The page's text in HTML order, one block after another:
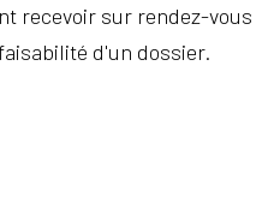
recevoir sur rendez-vous
d'un dossier.